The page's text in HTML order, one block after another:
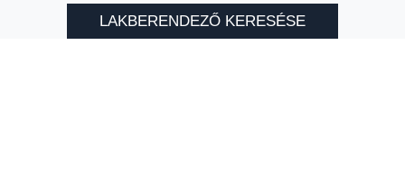
LAKBERENDEZŐ KERESÉSE